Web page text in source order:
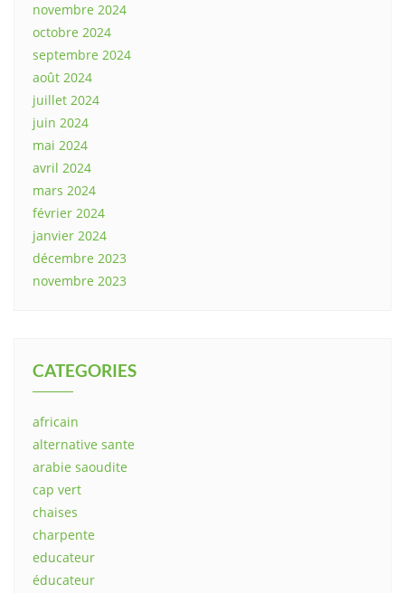
novembre 2024
octobre 2024
septembre 2024
août 2024
juillet 2024
juin 2024
mai 2024
avril 2024
mars 2024
février 2024
janvier 2024
décembre 2023
novembre 2023
CATEGORIES
africain
alternative sante
arabie saoudite
cap vert
chaises
charpente
educateur
éducateur